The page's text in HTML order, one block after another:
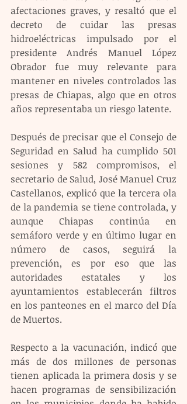
afectaciones graves, y resaltó que el
decreto de cuidar las presas
hidroeléctricas impulsado por el
presidente Andrés Manuel López
Obrador fue muy relevante para
mantener en niveles controlados las
presas de Chiapas, algo que en otros
años representaba un riesgo latente.
Después de precisar que el Consejo de
Seguridad en Salud ha cumplido 501
sesiones y 582 compromisos, el
secretario de Salud, José Manuel Cruz
Castellanos, explicó que la tercera ola
de la pandemia se tiene controlada, y
aunque Chiapas continúa en
semáforo verde y en último lugar en
número de casos, seguirá la
prevención, es por eso que las
autoridades estatales y los
ayuntamientos establecerán filtros
en los panteones en el marco del Día
de Muertos.
Respecto a la vacunación, indicó que
más de dos millones de personas
tienen aplicada la primera dosis y se
hacen programas de sensibilización